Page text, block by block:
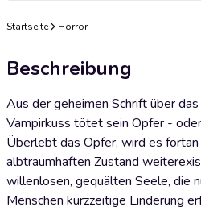
Startseite Horror
Beschreibung
Aus der geheimen Schrift über
Vampirkuss tötet sein Opfer -
Überlebt das Opfer, wird es fortan
albtraumhaften Zustand
willenlosen, gequälten Seele, die
Menschen kurzzeitige Linderung